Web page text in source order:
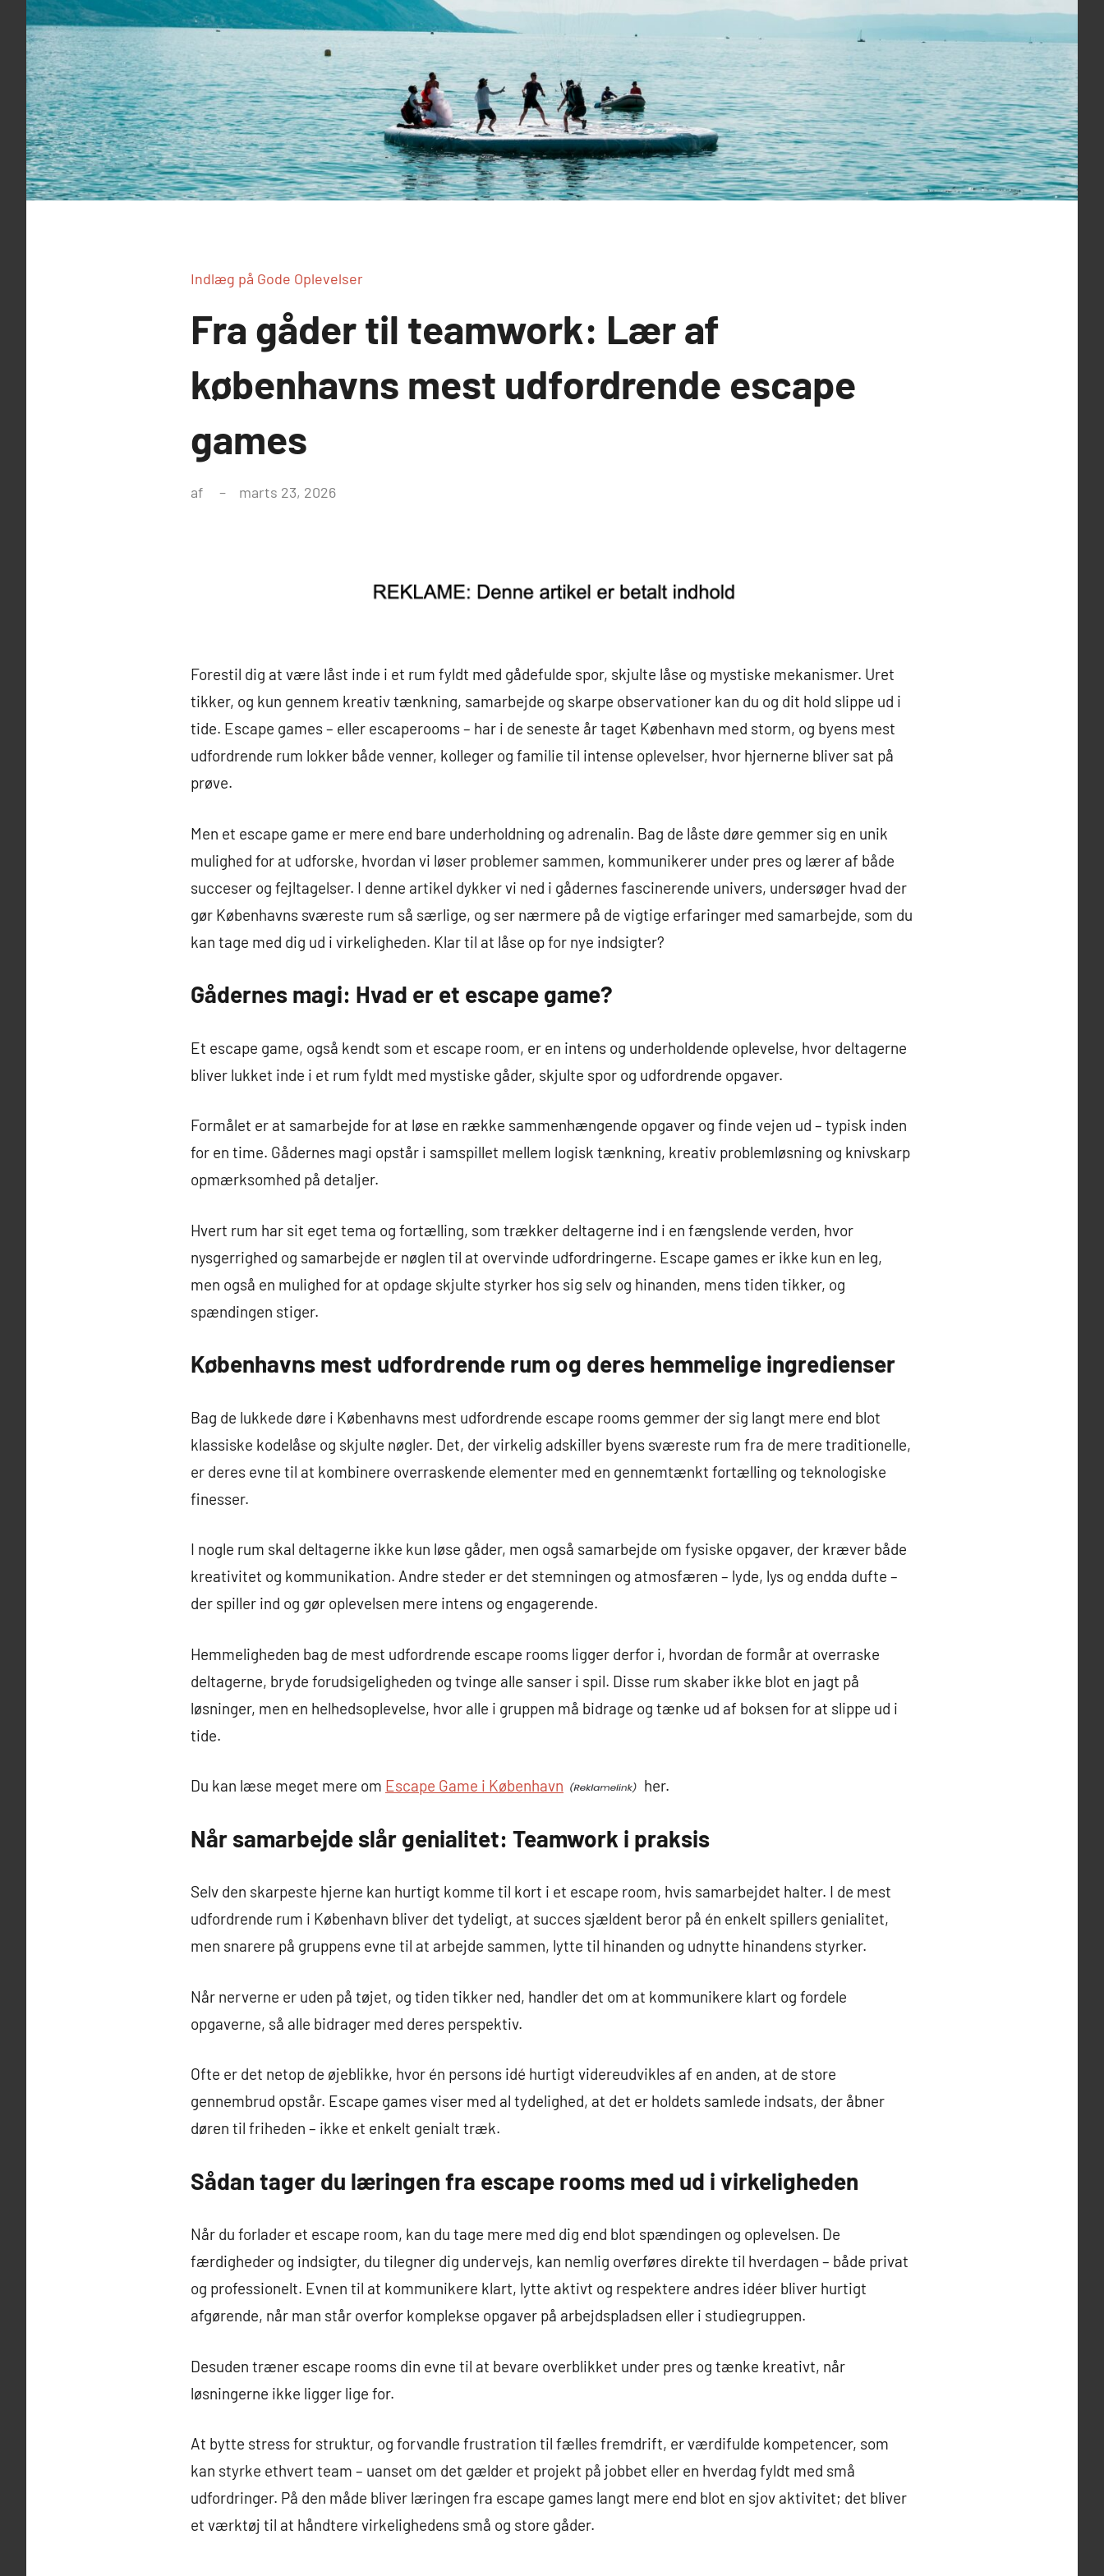
Indlæg på Gode Oplevelser
Fra gåder til teamwork: Lær af
københavns mest udfordrende escape
games
af marts 23, 2026
Forestil dig at være låst inde i et rum fyldt med gådefulde spor, skjulte låse og mystiske mekanismer. Uret
tikker, og kun gennem kreativ tænkning, samarbejde og skarpe observationer kan du og dit hold slippe ud i
tide. Escape games – eller escaperooms – har i de seneste år taget København med storm, og byens mest
udfordrende rum lokker både venner, kolleger og familie til intense oplevelser, hvor hjernerne bliver sat på
prøve.
Men et escape game er mere end bare underholdning og adrenalin. Bag de låste døre gemmer sig en unik
mulighed for at udforske, hvordan vi løser problemer sammen, kommunikerer under pres og lærer af både
succeser og fejltagelser. I denne artikel dykker vi ned i gådernes fascinerende univers, undersøger hvad der
gør Københavns sværeste rum så særlige, og ser nærmere på de vigtige erfaringer med samarbejde, som du
kan tage med dig ud i virkeligheden. Klar til at låse op for nye indsigter?
Gådernes magi: Hvad er et escape game?
Et escape game, også kendt som et escape room, er en intens og underholdende oplevelse, hvor deltagerne
bliver lukket inde i et rum fyldt med mystiske gåder, skjulte spor og udfordrende opgaver.
Formålet er at samarbejde for at løse en række sammenhængende opgaver og finde vejen ud – typisk inden
for en time. Gådernes magi opstår i samspillet mellem logisk tænkning, kreativ problemløsning og knivskarp
opmærksomhed på detaljer.
Hvert rum har sit eget tema og fortælling, som trækker deltagerne ind i en fængslende verden, hvor
nysgerrighed og samarbejde er nøglen til at overvinde udfordringerne. Escape games er ikke kun en leg,
men også en mulighed for at opdage skjulte styrker hos sig selv og hinanden, mens tiden tikker, og
spændingen stiger.
Københavns mest udfordrende rum og deres hemmelige ingredienser
Bag de lukkede døre i Københavns mest udfordrende escape rooms gemmer der sig langt mere end blot
klassiske kodelåse og skjulte nøgler. Det, der virkelig adskiller byens sværeste rum fra de mere traditionelle,
er deres evne til at kombinere overraskende elementer med en gennemtænkt fortælling og teknologiske
finesser.
I nogle rum skal deltagerne ikke kun løse gåder, men også samarbejde om fysiske opgaver, der kræver både
kreativitet og kommunikation. Andre steder er det stemningen og atmosfæren – lyde, lys og endda dufte –
der spiller ind og gør oplevelsen mere intens og engagerende.
Hemmeligheden bag de mest udfordrende escape rooms ligger derfor i, hvordan de formår at overraske
deltagerne, bryde forudsigeligheden og tvinge alle sanser i spil. Disse rum skaber ikke blot en jagt på
løsninger, men en helhedsoplevelse, hvor alle i gruppen må bidrage og tænke ud af boksen for at slippe ud i
tide.
Du kan læse meget mere om Escape Game i København her.
Når samarbejde slår genialitet: Teamwork i praksis
Selv den skarpeste hjerne kan hurtigt komme til kort i et escape room, hvis samarbejdet halter. I de mest
udfordrende rum i København bliver det tydeligt, at succes sjældent beror på én enkelt spillers genialitet,
men snarere på gruppens evne til at arbejde sammen, lytte til hinanden og udnytte hinandens styrker.
Når nerverne er uden på tøjet, og tiden tikker ned, handler det om at kommunikere klart og fordele
opgaverne, så alle bidrager med deres perspektiv.
Ofte er det netop de øjeblikke, hvor én persons idé hurtigt videreudvikles af en anden, at de store
gennembrud opstår. Escape games viser med al tydelighed, at det er holdets samlede indsats, der åbner
døren til friheden – ikke et enkelt genialt træk.
Sådan tager du læringen fra escape rooms med ud i virkeligheden
Når du forlader et escape room, kan du tage mere med dig end blot spændingen og oplevelsen. De
færdigheder og indsigter, du tilegner dig undervejs, kan nemlig overføres direkte til hverdagen – både privat
og professionelt. Evnen til at kommunikere klart, lytte aktivt og respektere andres idéer bliver hurtigt
afgørende, når man står overfor komplekse opgaver på arbejdspladsen eller i studiegruppen.
Desuden træner escape rooms din evne til at bevare overblikket under pres og tænke kreativt, når
løsningerne ikke ligger lige for.
At bytte stress for struktur, og forvandle frustration til fælles fremdrift, er værdifulde kompetencer, som
kan styrke ethvert team – uanset om det gælder et projekt på jobbet eller en hverdag fyldt med små
udfordringer. På den måde bliver læringen fra escape games langt mere end blot en sjov aktivitet; det bliver
et værktøj til at håndtere virkelighedens små og store gåder.